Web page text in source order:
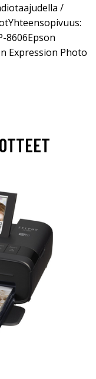
/
8606Epson
Expression Photo